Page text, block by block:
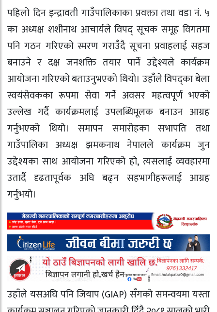
पहिलो दिन इन्द्रावती गाउँपालिकाका प्रवक्ता तथा वडा नं. ५
का अध्यक्ष शशीनाथ आचार्यले विपद् सूचक समूह विगतमा
पनि गठन गरिएको स्मरण गराउँदै सूचना प्रवाहलाई सहज
बनाउने र दक्ष जनशक्ति तयार पार्ने उद्देश्यले कार्यक्रम
आयोजना गरिएको बताउनुभएको थियो। उहाँले विपद्का बेला
स्वयंसेवकका रूपमा सेवा गर्ने अवसर महत्वपूर्ण भएको
उल्लेख गर्दै कार्यक्रमलाई उपलब्धिमूलक बनाउन आग्रह
गर्नुभएको थियो। समापन समारोहका सभापति तथा
गाउँपालिका अध्यक्ष झमकनाथ नेपालले कार्यक्रम जुन
उद्देश्यका साथ आयोजना गरिएको हो, त्यसलाई व्यवहारमा
उतार्दै दृढतापूर्वक अघि बढ्न सहभागीहरूलाई आग्रह
गर्नुभयो।
उहाँले यसअघि पनि जियाप (GIAP) सँगको समन्वयमा यस्ता